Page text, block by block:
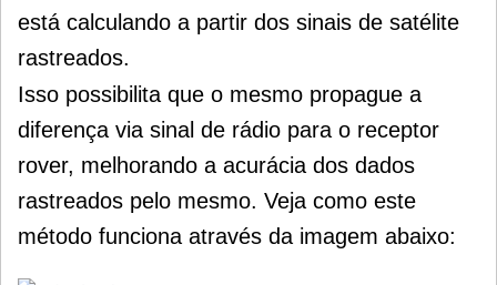
está calculando a partir dos sinais de satélite
rastreados.
Isso possibilita que o mesmo propague a
diferença via sinal de rádio para o receptor
rover, melhorando a acurácia dos dados
rastreados pelo mesmo. Veja como este
método funciona através da imagem abaixo: